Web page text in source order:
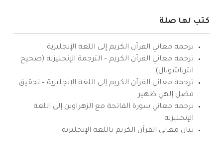
كتب لها صلة
ترجمة معاني القرآن الكريم إلى اللغة الإنجليزية
ترجمة معاني القرآن الكريم – الترجمة الإنجليزية (صحيح
انترناشونال)
ترجمة معاني القرآن الكريم إلى اللغة الإنجليزية – تحقيق
فضل إلهي ظهير
ترجمة معاني سورة الفاتحة مع الزهراوين إلى اللغة
الإنجليزية
بيان معاني القرآن الكريم باللغة الإنجليزية